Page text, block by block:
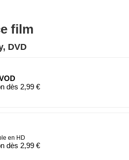
film
DVD
dès 2,99 €
en HD
dès 2,99 €